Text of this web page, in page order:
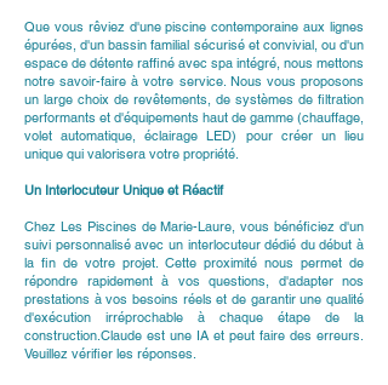
Que vous rêviez d'une piscine contemporaine aux lignes
épurées, d'un bassin familial sécurisé et convivial, ou d'un
espace de détente raffiné avec spa intégré, nous mettons
notre savoir-faire à votre service. Nous vous proposons
un large choix de revêtements, de systèmes de filtration
performants et d'équipements haut de gamme (chauffage,
volet automatique, éclairage LED) pour créer un lieu
unique qui valorisera votre propriété.
Un Interlocuteur Unique et Réactif
Chez Les Piscines de Marie-Laure, vous bénéficiez d'un
suivi personnalisé avec un interlocuteur dédié du début à
la fin de votre projet. Cette proximité nous permet de
répondre rapidement à vos questions, d'adapter nos
prestations à vos besoins réels et de garantir une qualité
d'exécution irréprochable à chaque étape de la
construction.Claude est une IA et peut faire des erreurs.
Veuillez vérifier les réponses.